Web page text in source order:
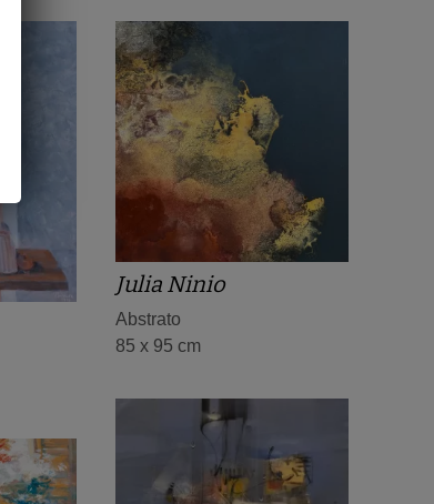
Julia Ninio
Abstrato
85 x 95 cm